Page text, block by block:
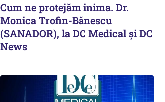
Cum ne protejăm inima. Dr.
Monica Trofin-Bănescu
(SANADOR), la DC Medical și DC
News